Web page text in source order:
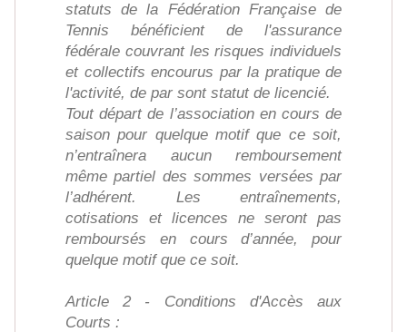
statuts de la Fédération Française de
Tennis bénéficient de l'assurance
fédérale couvrant les risques individuels
et collectifs encourus par la pratique de
l'activité, de par sont statut de licencié.
Tout départ de l’association en cours de
saison pour quelque motif que ce soit,
n’entraînera aucun remboursement
même partiel des sommes versées par
l’adhérent. Les entraînements,
cotisations et licences ne seront pas
remboursés en cours d’année, pour
quelque motif que ce soit.
Article 2 - Conditions d'Accès aux
Courts :